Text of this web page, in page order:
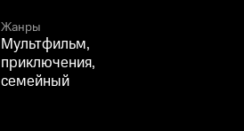
Жанры
Мультфильм,
приключения,
семейный